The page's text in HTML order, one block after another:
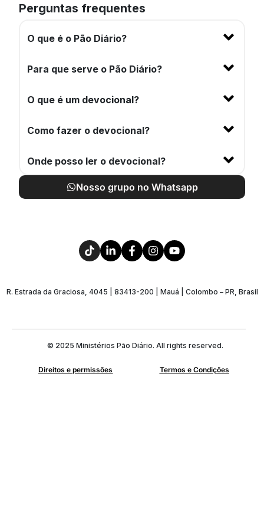
Perguntas frequentes
O que é o Pão Diário?
Para que serve o Pão Diário?
O que é um devocional?
Como fazer o devocional?
Onde posso ler o devocional?
Nosso grupo no Whatsapp
R. Estrada da Graciosa, 4045 | 83413-200 | Mauá | Colombo – PR, Brasil
© 2025 Ministérios Pão Diário. All rights reserved.
Direitos e permissões Termos e Condições